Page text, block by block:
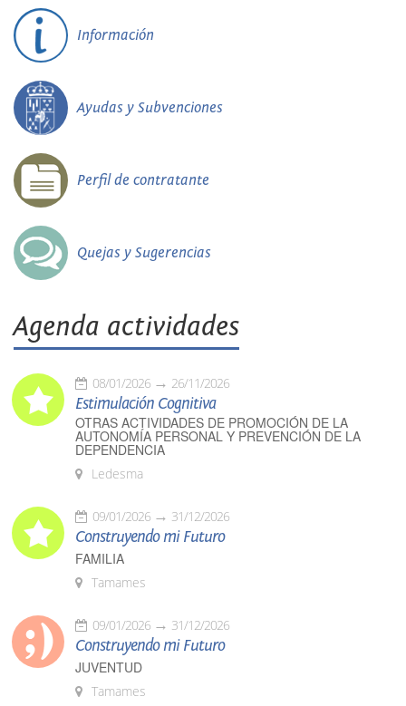
Información
Ayudas y Subvenciones
Perfil de contratante
Quejas y Sugerencias
Agenda actividades
08/01/2026 26/11/2026
Estimulación Cognitiva
OTRAS ACTIVIDADES DE PROMOCIÓN DE LA
AUTONOMÍA PERSONAL Y PREVENCIÓN DE LA
DEPENDENCIA
Ledesma
09/01/2026 31/12/2026
Construyendo mi Futuro
FAMILIA
Tamames
09/01/2026 31/12/2026
Construyendo mi Futuro
JUVENTUD
Tamames